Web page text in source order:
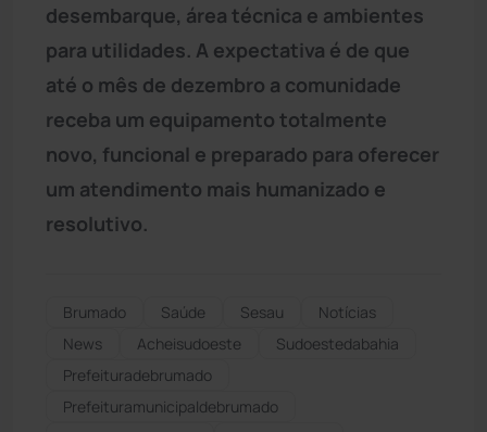
desembarque, área técnica e ambientes
para utilidades. A expectativa é de que
até o mês de dezembro a comunidade
receba um equipamento totalmente
novo, funcional e preparado para oferecer
um atendimento mais humanizado e
resolutivo.
Brumado Saúde Sesau
Notícias
News
Acheisudoeste
Sudoestedabahia
Prefeituradebrumado
Prefeituramunicipaldebrumado